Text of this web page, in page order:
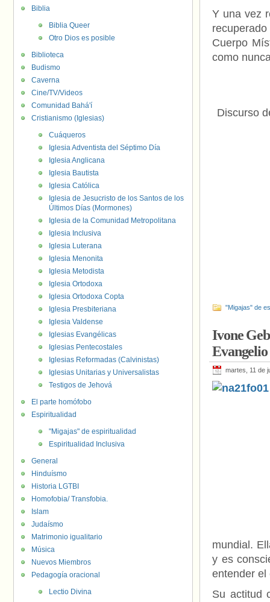
Y una vez
Cuerpo
como
Discurso
"Migajas" de
Ivone
Evangelio
martes, 11 de
mundial.
y es
entender el
Su actitud
Biblia
Biblia Queer
Otro Dios es posible
Biblioteca
Budismo
Caverna
Cine/TV/Videos
Comunidad Bahá'í
Cristianismo (Iglesias)
Cuáqueros
Iglesia Adventista del Séptimo Día
Iglesia Anglicana
Iglesia Bautista
Iglesia Católica
Iglesia de Jesucristo de los Santos de los
Últimos Días (Mormones)
Iglesia de la Comunidad Metropolitana
Iglesia Inclusiva
Iglesia Luterana
Iglesia Menonita
Iglesia Metodista
Iglesia Ortodoxa
Iglesia Ortodoxa Copta
Iglesia Presbiteriana
Iglesia Valdense
Iglesias Evangélicas
Iglesias Pentecostales
Iglesias Reformadas (Calvinistas)
Iglesias Unitarias y Universalistas
Testigos de Jehová
El parte homófobo
Espiritualidad
"Migajas" de espiritualidad
Espiritualidad Inclusiva
General
Hinduísmo
Historia LGTBI
Homofobia/ Transfobia.
Islam
Judaísmo
Matrimonio igualitario
Música
Nuevos Miembros
Pedagogía oracional
Lectio Divina